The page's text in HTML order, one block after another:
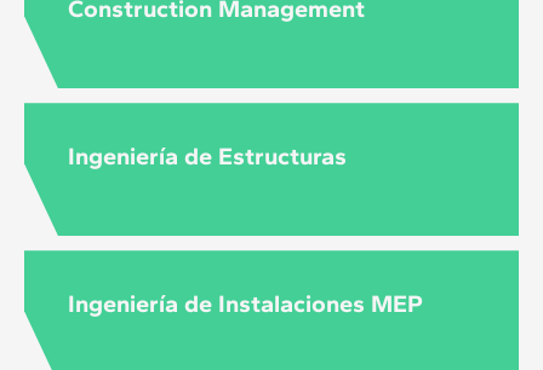
Construction Management
Ingeniería de Estructuras
Ingeniería de Instalaciones MEP